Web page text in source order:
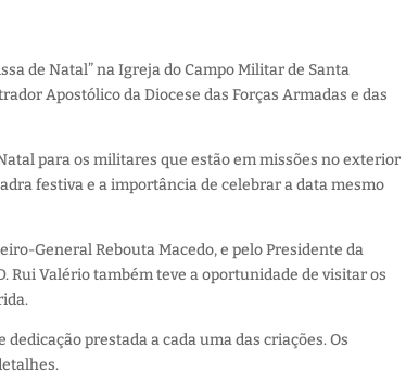
de Natal” na Igreja do Campo Militar de Santa
Apostólico da Diocese das Forças Armadas e das
para os militares que estão em missões no exterior
festiva e a importância de celebrar a data mesmo
General Rebouta Macedo, e pelo Presidente da
Rui Valério também teve a oportunidade de visitar os
prestada a cada uma das criações. Os